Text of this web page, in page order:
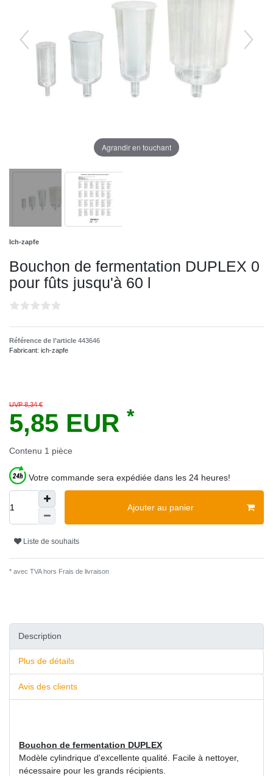
Agrandir en touchant
Ich-zapfe
Bouchon de fermentation DUPLEX 0
pour fûts jusqu'à 60 l
Référence de l’article 443646
Fabricant: ich-zapfe
UVP 8,34 €
5,85 EUR *
Contenu 1 pièce
Votre commande sera expédiée dans les 24 heures!
Ajouter au panier
Liste de souhaits
* avec TVA hors Frais de livraison
Description
Plus de détails
Avis des clients
Bouchon de fermentation DUPLEX
Modèle cylindrique d'excellente qualité. Facile à nettoyer,
nécessaire pour les grands récipients.